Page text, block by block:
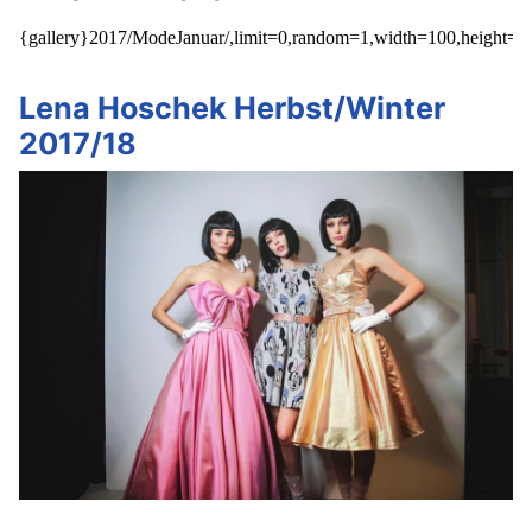
{gallery}2017/ModeJanuar/
Lena Hoschek Herbst/Winter
2017/18